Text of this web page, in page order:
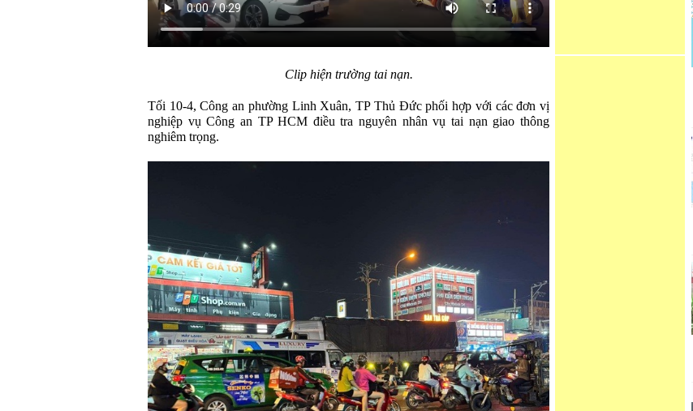
Clip hiện trường tai nạn.
Tối 10-4, Công an phường Linh Xuân, TP Thủ Đức phối hợp với các đơn vị
nghiệp vụ Công an TP HCM điều tra nguyên nhân vụ tai nạn giao thông
nghiêm trọng.